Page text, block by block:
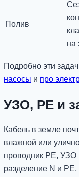
Полив
на
Подробно эти
насосы и про
УЗО, PE и
Кабель в земле
влажной или
проводник PE,
разделение N и